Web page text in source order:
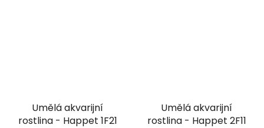
Umělá akvarijní
rostlina - Happet 1F21
Umělá akvarijní
rostlina - Happet 2F11